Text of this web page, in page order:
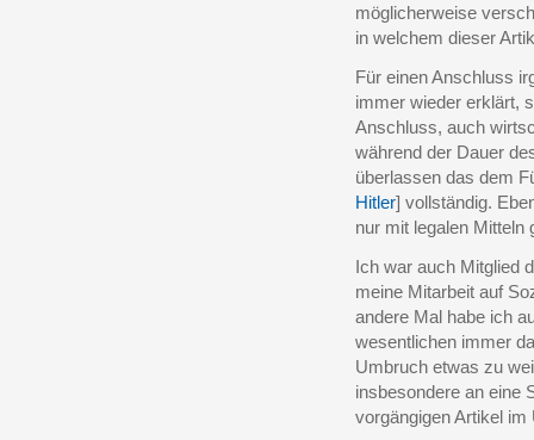
möglicherweise
in welchem dieser
Für einen Anschluss
immer wieder erklärt,
Anschluss, auch
während der Dauer
überlassen das dem
Hitler] vollständig.
nur mit legalen Mitteln
Ich war auch Mitglied
meine Mitarbeit auf
andere Mal habe ich
wesentlichen immer
Umbruch etwas zu
insbesondere an eine
vorgängigen Artikel